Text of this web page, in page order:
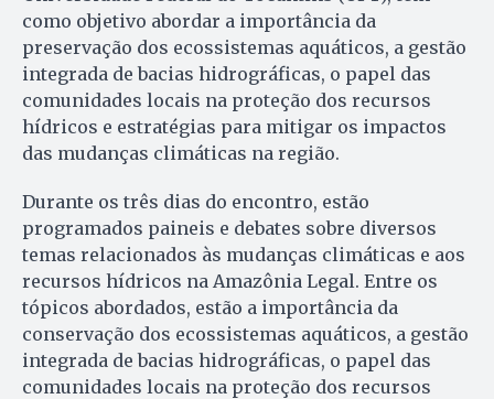
como objetivo abordar a importância da
preservação dos ecossistemas aquáticos, a gestão
integrada de bacias hidrográficas, o papel das
comunidades locais na proteção dos recursos
hídricos e estratégias para mitigar os impactos
das mudanças climáticas na região.
Durante os três dias do encontro, estão
programados paineis e debates sobre diversos
temas relacionados às mudanças climáticas e aos
recursos hídricos na Amazônia Legal. Entre os
tópicos abordados, estão a importância da
conservação dos ecossistemas aquáticos, a gestão
integrada de bacias hidrográficas, o papel das
comunidades locais na proteção dos recursos